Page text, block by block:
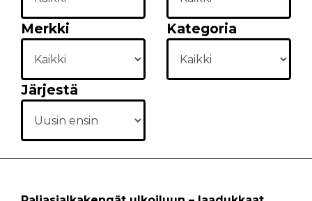
Merkki Kategoria
Järjestä